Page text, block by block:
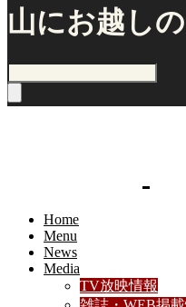
山にお越し
Home
Menu
News
Media
TV放映情報